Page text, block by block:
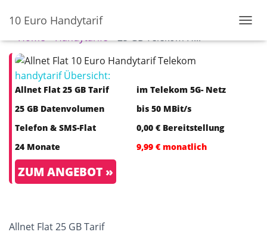
10 Euro Handytarif
A
Home»Handytarife»25 GB Telekom H...
handytarif Übersicht:
Allnet Flat 25 GB Tarif
25 GB Datenvolumen
Telefon & SMS-Flat
24 Monate
im Telekom 5G- Netz
bis 50 MBit/s
0,00 € Bereitstellung
9,99 € monatlich
ZUM ANGEBOT »
Allnet Flat 25 GB Tarif